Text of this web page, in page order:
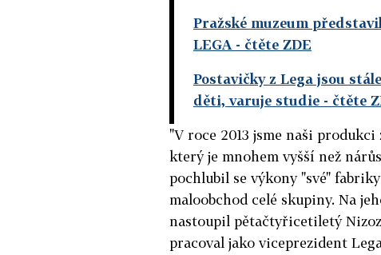
Pražské muzeum
LEGA - čtěte ZDE
Postavičky z Lega jsou
děti, varuje studie - čtěte
"V roce 2013 jsme naši
který je mnohem vyšší než
pochlubil se výkony "své"
maloobchod celé skupiny. Na
nastoupil pětačtyřicetiletý
pracoval jako viceprezident